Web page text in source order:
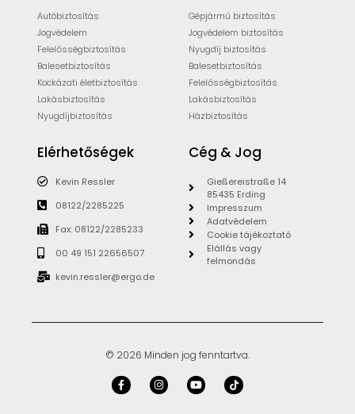
Autóbiztosítás
Jogvédelem
Felelősségbiztosítás
Balesetbiztosítás
Kockázati életbiztosítás
Lakásbiztosítás
Nyugdíjbiztosítás
Gépjármű biztosítás
Jogvédelem biztosítás
Nyugdíj biztosítás
Balesetbiztosítás
Felelősségbiztosítás
Lakásbiztosítás
Házbiztosítás
Elérhetőségek
Kevin Ressler
08122/2285225
Fax: 08122/2285233
00 49 151 22656507
kevin.ressler@ergo.de
Cég & Jog
Gießereistraße 14
85435 Erding
Impresszum
Adatvédelem
Cookie tájékoztató
Elállás vagy
felmondás
© 2026 Minden jog fenntartva.